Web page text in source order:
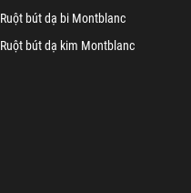
Ruột bút dạ bi Montblanc
Ruột bút dạ kim Montblanc